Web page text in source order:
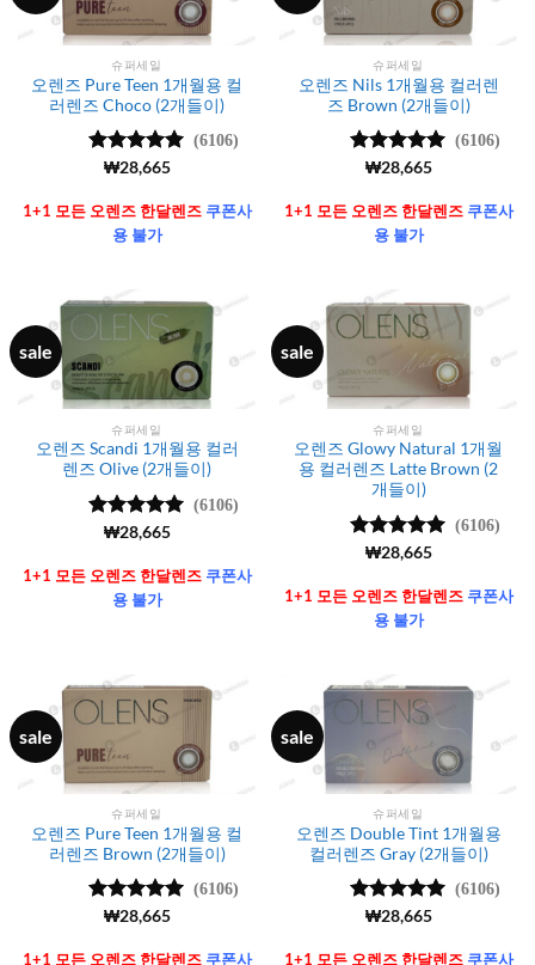
슈퍼세일
오렌즈 Pure Teen 1개월용 컬
러렌즈 Choco (2개들이)
5 중에서
가됨
(6106)
₩28,665
1+1 모든 오렌즈 한달렌즈쿠폰사
용 불가
슈퍼세일
오렌즈 Nils 1개월용 컬러렌
즈 Brown (2개들이)
5 중에서
가됨
(6106)
₩28,665
1+1 모든 오렌즈 한달렌즈쿠폰사
용 불가
sale
슈퍼세일
오렌즈 Scandi 1개월용 컬러
렌즈 Olive (2개들이)
5 중에서
가됨
(6106)
₩28,665
1+1 모든 오렌즈 한달렌즈쿠폰사
용 불가
sale
슈퍼세일
오렌즈 Glowy Natural 1개월
용 컬러렌즈 Latte Brown (2
개들이)
5 중에서
가됨
(6106)
₩28,665
1+1 모든 오렌즈 한달렌즈쿠폰사
용 불가
sale
슈퍼세일
오렌즈 Pure Teen 1개월용 컬
러렌즈 Brown (2개들이)
5 중에서
가됨
(6106)
₩28,665
1+1 모든 오렌즈 한달렌즈쿠폰사
sale
슈퍼세일
오렌즈 Double Tint 1개월용
컬러렌즈 Gray (2개들이)
5 중에서
가됨
(6106)
₩28,665
1+1 모든 오렌즈 한달렌즈쿠폰사